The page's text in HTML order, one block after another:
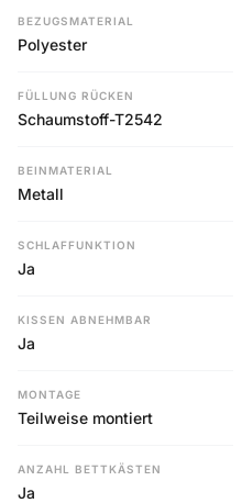
BEZUGSMATERIAL
Polyester
FÜLLUNG RÜCKEN
Schaumstoff-T2542
BEINMATERIAL
Metall
SCHLAFFUNKTION
Ja
KISSEN ABNEHMBAR
Ja
MONTAGE
Teilweise montiert
ANZAHL BETTKÄSTEN
Ja